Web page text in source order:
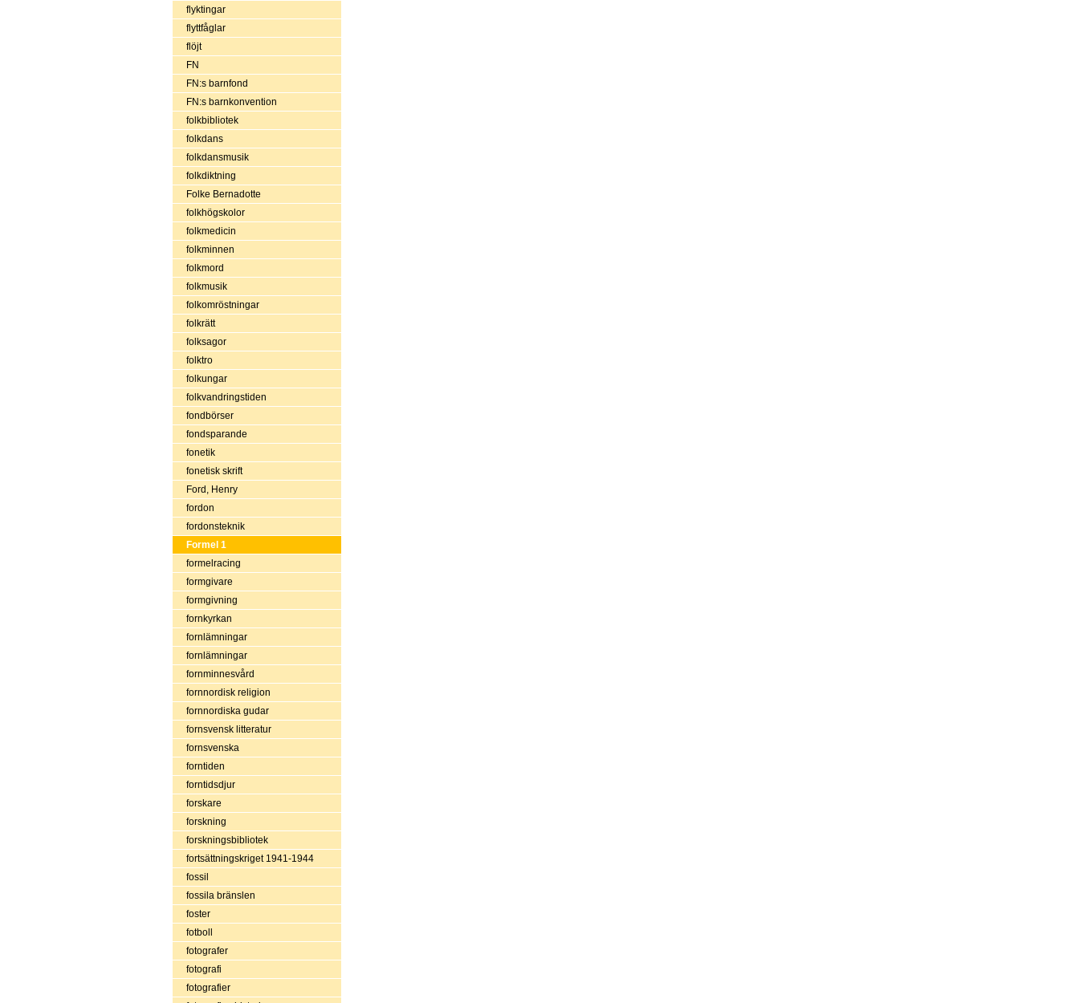
flyktingar
flyttfåglar
flöjt
FN
FN:s barnfond
FN:s barnkonvention
folkbibliotek
folkdans
folkdansmusik
folkdiktning
Folke Bernadotte
folkhögskolor
folkmedicin
folkminnen
folkmord
folkmusik
folkomröstningar
folkrätt
folksagor
folktro
folkungar
folkvandringstiden
fondbörser
fondsparande
fonetik
fonetisk skrift
Ford, Henry
fordon
fordonsteknik
Formel 1
formelracing
formgivare
formgivning
fornkyrkan
fornlämningar
fornlämningar
fornminnesvård
fornnordisk religion
fornnordiska gudar
fornsvensk litteratur
fornsvenska
forntiden
forntidsdjur
forskare
forskning
forskningsbibliotek
fortsättningskriget 1941-1944
fossil
fossila bränslen
foster
fotboll
fotografer
fotografi
fotografier